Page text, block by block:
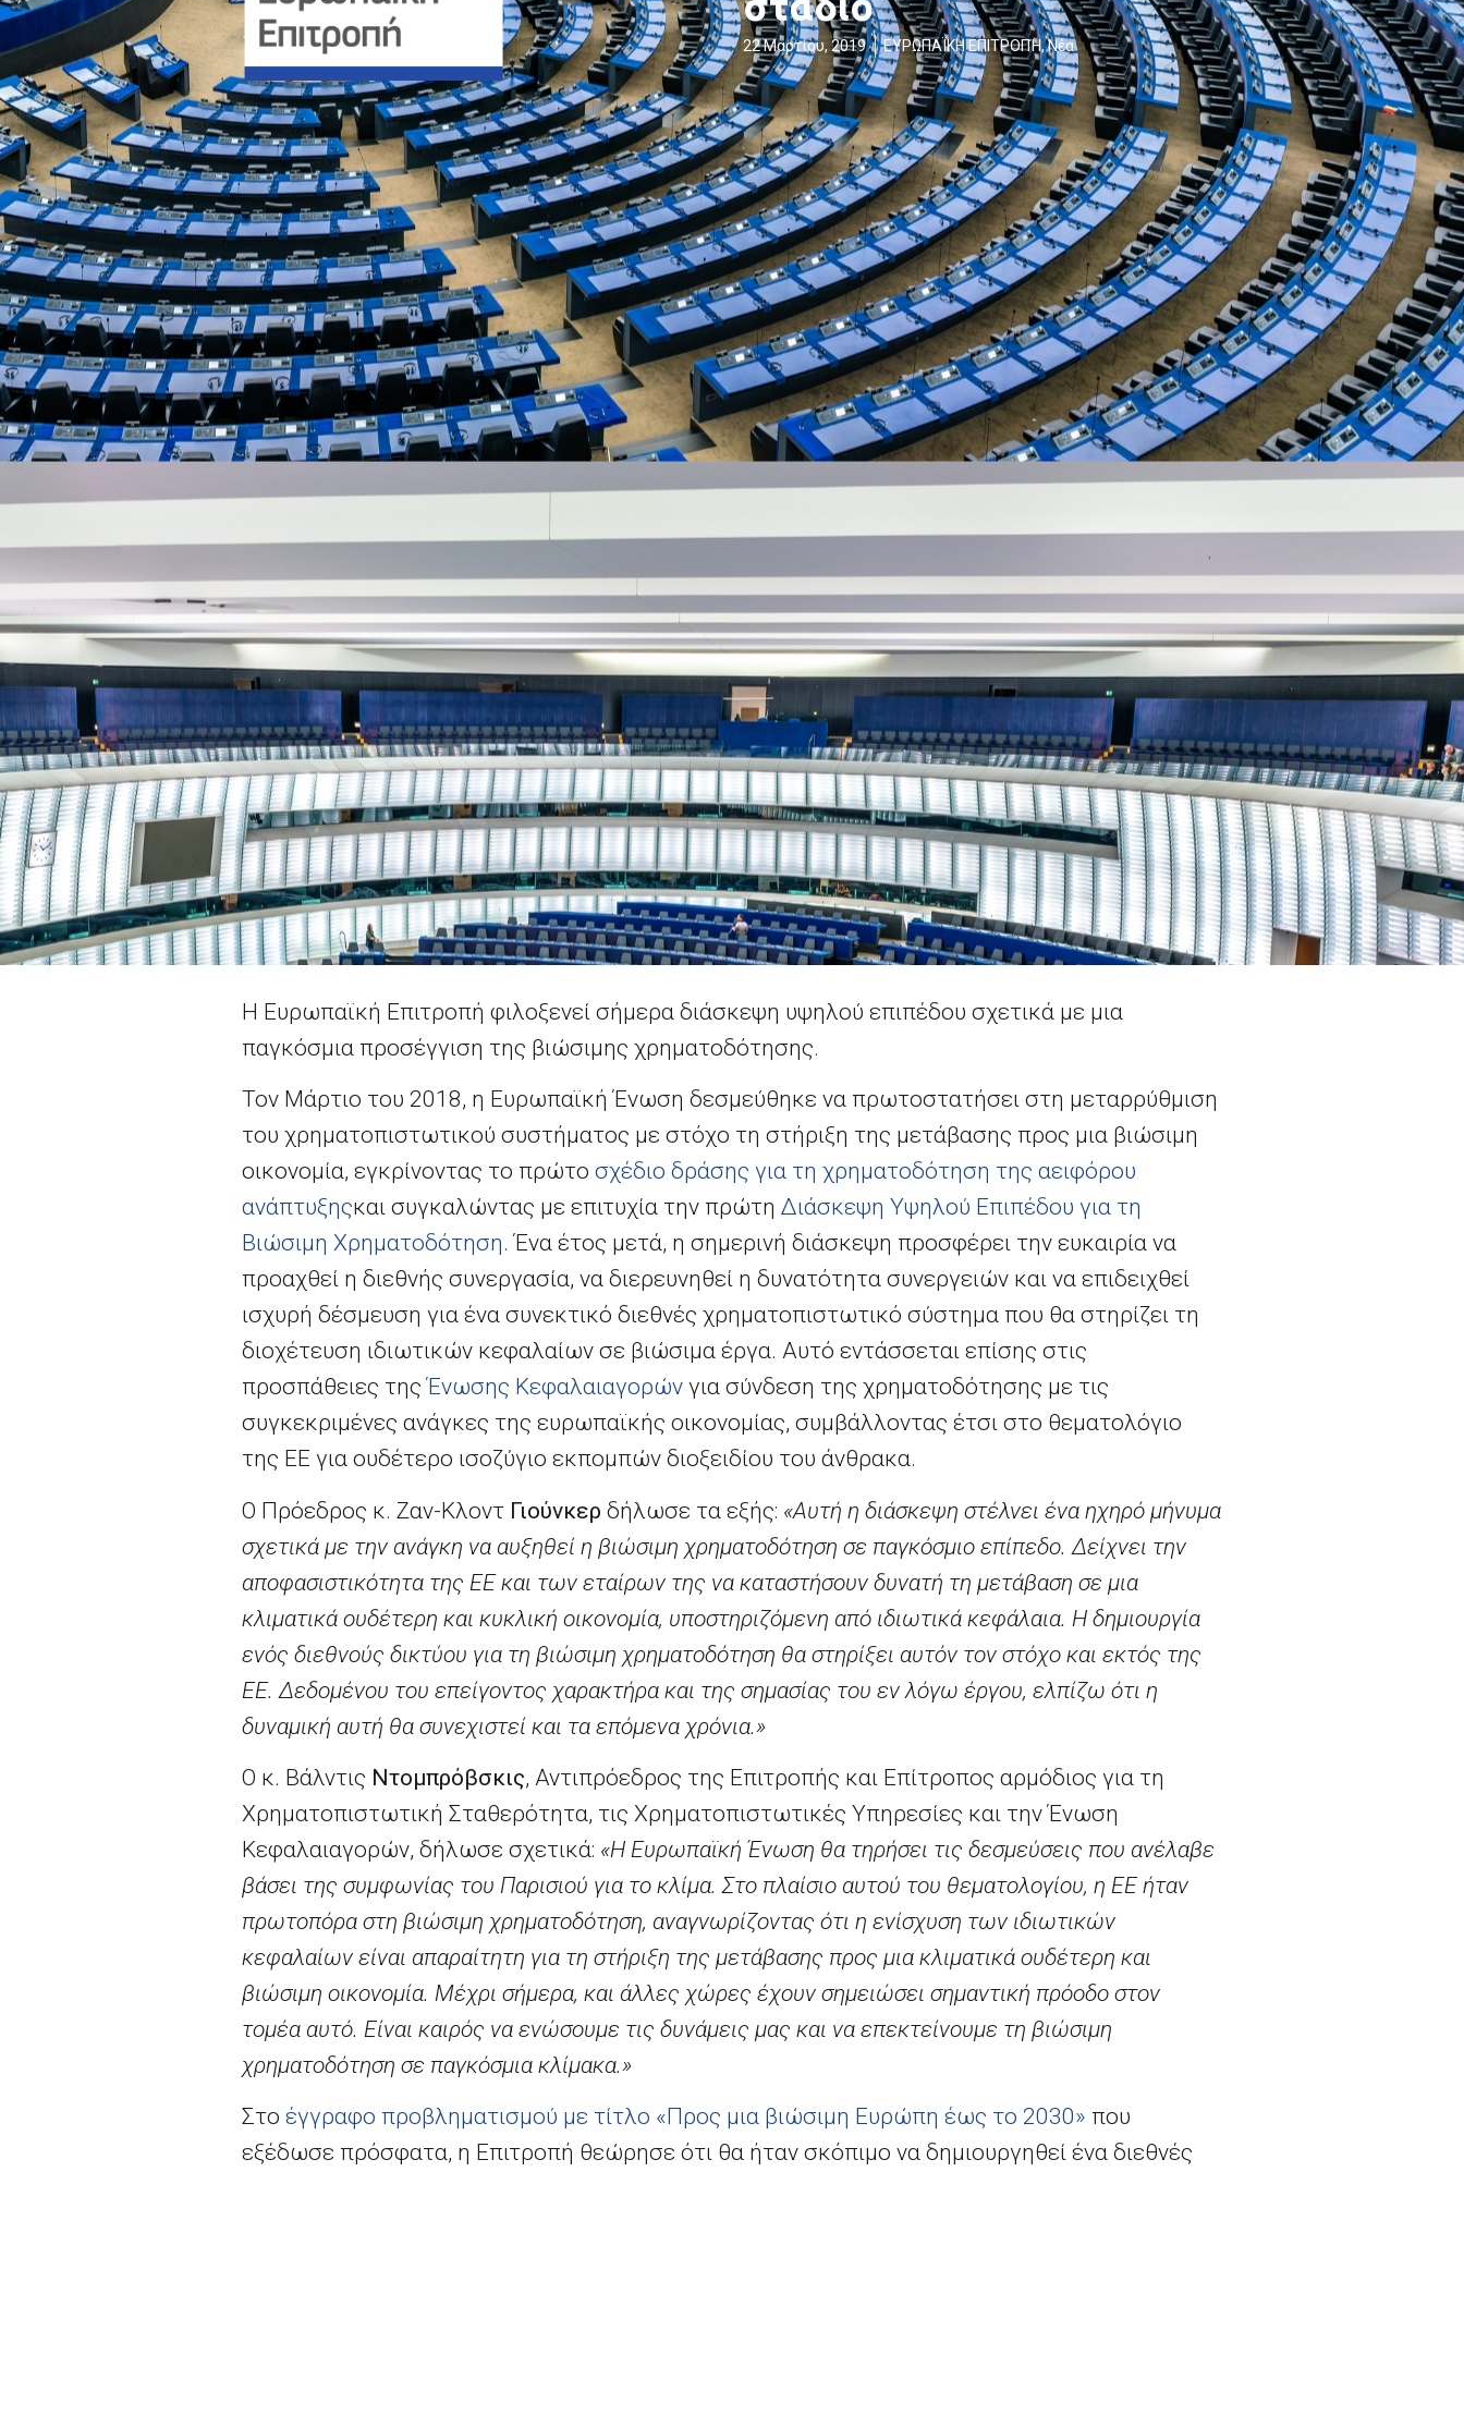
22 Μαρτίου, 2019 ΕΥΡΩΠΑΪΚΗ ΕΠΙΤΡΟΠΉ,Νέα
Η Ευρωπαϊκή Επιτροπή φιλοξενεί σήμερα διάσκεψη υψηλού επιπέδου σχετικά με μια
παγκόσμια προσέγγιση της βιώσιμης χρηματοδότησης.
Τον Μάρτιο του 2018, η Ευρωπαϊκή Ένωση δεσμεύθηκε να πρωτοστατήσει στη μεταρρύθμιση
του χρηματοπιστωτικού συστήματος με στόχο τη στήριξη της μετάβασης προς μια βιώσιμη
οικονομία, εγκρίνοντας το πρώτο σχέδιο δράσης για τη χρηματοδότηση της αειφόρου
ανάπτυξηςκαι συγκαλώντας με επιτυχία την πρώτη Διάσκεψη Υψηλού Επιπέδου για τη
Βιώσιμη Χρηματοδότηση. Ένα έτος μετά, η σημερινή διάσκεψη προσφέρει την ευκαιρία να
προαχθεί η διεθνής συνεργασία, να διερευνηθεί η δυνατότητα συνεργειών και να επιδειχθεί
ισχυρή δέσμευση για ένα συνεκτικό διεθνές χρηματοπιστωτικό σύστημα που θα στηρίζει τη
διοχέτευση ιδιωτικών κεφαλαίων σε βιώσιμα έργα. Αυτό εντάσσεται επίσης στις
προσπάθειες τηςΈνωσης Κεφαλαιαγορών για σύνδεση της χρηματοδότησης με τις
συγκεκριμένες ανάγκες της ευρωπαϊκής οικονομίας, συμβάλλοντας έτσι στο θεματολόγιο
της ΕΕ για ουδέτερο ισοζύγιο εκπομπών διοξειδίου του άνθρακα.
Ο Πρόεδρος κ. Ζαν-Κλοντ Γιούνκερ δήλωσε τα εξής: «Αυτή η διάσκεψη στέλνει ένα ηχηρό μήνυμα
σχετικά με την ανάγκη να αυξηθεί η βιώσιμη χρηματοδότηση σε παγκόσμιο επίπεδο. Δείχνει την
αποφασιστικότητα της ΕΕ και των εταίρων της να καταστήσουν δυνατή τη μετάβαση σε μια
κλιματικά ουδέτερη και κυκλική οικονομία, υποστηριζόμενη από ιδιωτικά κεφάλαια. Η δημιουργία
ενός διεθνούς δικτύου για τη βιώσιμη χρηματοδότηση θα στηρίξει αυτόν τον στόχο και εκτός της
ΕΕ. Δεδομένου του επείγοντος χαρακτήρα και της σημασίας του εν λόγω έργου, ελπίζω ότι η
δυναμική αυτή θα συνεχιστεί και τα επόμενα χρόνια.»
Ο κ. Βάλντις Ντομπρόβσκις, Αντιπρόεδρος της Επιτροπής και Επίτροπος αρμόδιος για τη
Χρηματοπιστωτική Σταθερότητα, τις Χρηματοπιστωτικές Υπηρεσίες και την Ένωση
Κεφαλαιαγορών, δήλωσε σχετικά: «Η Ευρωπαϊκή Ένωση θα τηρήσει τις δεσμεύσεις που ανέλαβε
βάσει της συμφωνίας του Παρισιού για το κλίμα. Στο πλαίσιο αυτού του θεματολογίου, η ΕΕ ήταν
πρωτοπόρα στη βιώσιμη χρηματοδότηση, αναγνωρίζοντας ότι η ενίσχυση των ιδιωτικών
κεφαλαίων είναι απαραίτητη για τη στήριξη της μετάβασης προς μια κλιματικά ουδέτερη και
βιώσιμη οικονομία. Μέχρι σήμερα, και άλλες χώρες έχουν σημειώσει σημαντική πρόοδο στον
τομέα αυτό. Είναι καιρός να ενώσουμε τις δυνάμεις μας και να επεκτείνουμε τη βιώσιμη
χρηματοδότηση σε παγκόσμια κλίμακα.»
Στο έγγραφο προβληματισμού με τίτλο «Προς μια βιώσιμη Ευρώπη έως το 2030» που
εξέδωσε πρόσφατα, η Επιτροπή θεώρησε ότι θα ήταν σκόπιμο να δημιουργηθεί ένα διεθνές